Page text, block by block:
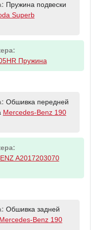
Пружина подвески
Superb
Пружина
Обшивка передней
Mercedes-Benz 190
A2017203070
Обшивка задней
Mercedes-Benz 190